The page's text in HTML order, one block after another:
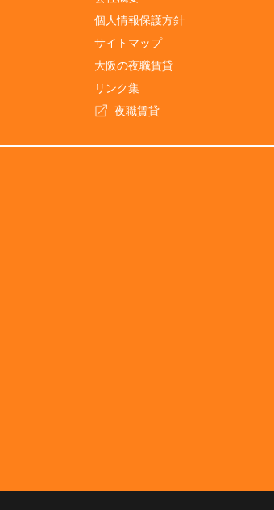
個人情報保護方針
サイトマップ
大阪の夜職賃貸
リンク集
夜職賃貸